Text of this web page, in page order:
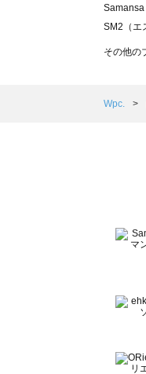
SM2（エ
Samansa
Wpc.（
その他
Wpc.